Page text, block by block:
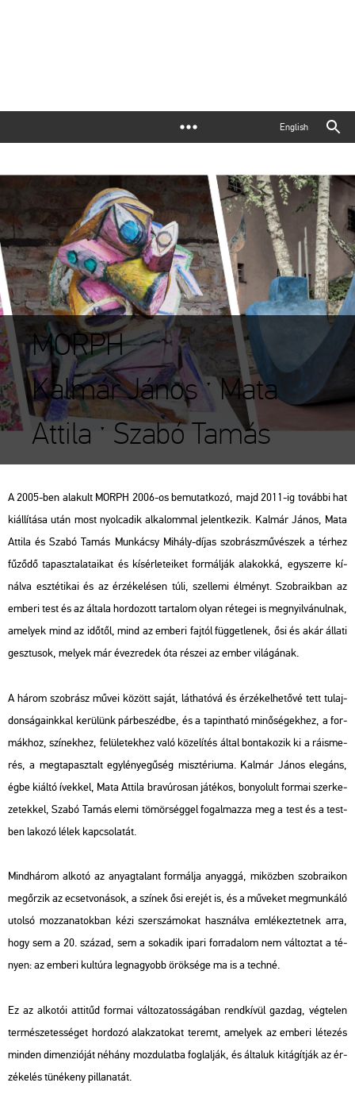
English
MORPH
Kalmár János ˑ Mata
Attila ˑ Szabó Tamás
A 2005-ben ala­kult MORPH 2006-os be­mu­tat­ko­zó, majd 2011-ig to­váb­bi hat
ki­ál­lí­tá­sa után most nyol­ca­dik al­ka­lom­mal je­lent­ke­zik. Kal­már János, Mata
At­ti­la és Szabó Tamás Mun­ká­csy Mi­hály-díjas szob­rász­mű­vé­szek a tér­hez
fű­ző­dő ta­pasz­ta­la­ta­i­kat és kí­sér­le­te­i­ket for­mál­ják ala­kok­ká, egy­szer­re kí­
nál­va esz­té­ti­kai és az ér­zé­ke­lé­sen túli, szel­le­mi él­ményt. Szob­ra­ik­ban az
em­be­ri test és az ál­ta­la hor­do­zott tar­ta­lom olyan ré­te­gei is meg­nyil­vá­nul­nak,
ame­lyek mind az idő­től, mind az em­be­ri faj­tól füg­get­le­nek, ősi és akár ál­la­ti
gesz­tu­sok, me­lyek már év­ez­re­dek óta ré­szei az ember vi­lá­gá­nak.
A három szob­rász művei kö­zött saját, lát­ha­tó­vá és ér­zé­kel­he­tő­vé tett tu­laj­
don­sá­ga­ink­kal ke­rü­lünk pár­be­széd­be, és a ta­pint­ha­tó mi­nő­sé­gek­hez, a for­
mák­hoz, szí­nek­hez, fe­lü­le­tek­hez való kö­ze­lí­tés által bon­ta­ko­zik ki a rá­is­me­
rés, a meg­ta­pasz­talt egy­lé­nye­gű­ség misz­té­ri­u­ma. Kal­már János ele­gáns,
égbe ki­ál­tó ívek­kel, Mata At­ti­la bra­vú­ro­san já­té­kos, bo­nyo­lult for­mai szer­ke­
ze­tek­kel, Szabó Tamás elemi tö­mör­ség­gel fo­gal­maz­za meg a test és a test­
ben la­ko­zó lélek kap­cso­la­tát.
Mind­há­rom al­ko­tó az anyag­ta­lant for­mál­ja anyag­gá, mi­köz­ben szob­ra­i­kon
meg­őr­zik az ecset­vo­ná­sok, a szí­nek ősi ere­jét is, és a mű­ve­ket meg­mun­ká­ló
utol­só moz­za­na­tok­ban kézi szer­szá­mo­kat hasz­nál­va em­lé­kez­tet­nek arra,
hogy sem a 20. szá­zad, sem a so­ka­dik ipari for­ra­da­lom nem vál­toz­tat a té­
nyen: az em­be­ri kul­tú­ra leg­na­gyobb örök­sé­ge ma is a tech­né.
Ez az al­ko­tói at­ti­tűd for­mai vál­to­za­tos­sá­gá­ban rend­kí­vül gaz­dag, vég­te­len
ter­mé­sze­tes­sé­get hor­do­zó alak­za­to­kat te­remt, ame­lyek az em­be­ri lé­te­zés
min­den di­men­zi­ó­ját né­hány moz­du­lat­ba fog­lal­ják, és ál­ta­luk ki­tá­gít­ják az ér­
zé­ke­lés tü­né­keny pil­la­na­tát.